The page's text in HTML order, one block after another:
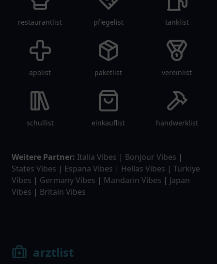
restaurantlist pflegelist tanklist
apolist paketlist vereinlist
schullist einkauflist handwerklist
Weitere Partner: Italia Vibes | Bonjour Vibes |
States Vibes | Espana Vibes | Hellas Vibes | Türkiye
Vibes | Germany Vibes | Mandarin Vibes | Japan
Vibes | Britain Vibes
arztlist